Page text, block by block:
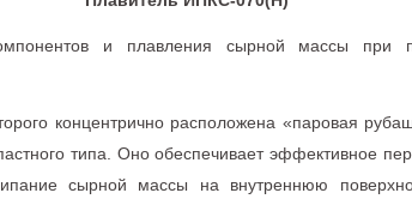
и плавления сырной массы при
концентрично расположена «паровая
типа. Оно обеспечивает эффективное
сырной массы на внутреннюю